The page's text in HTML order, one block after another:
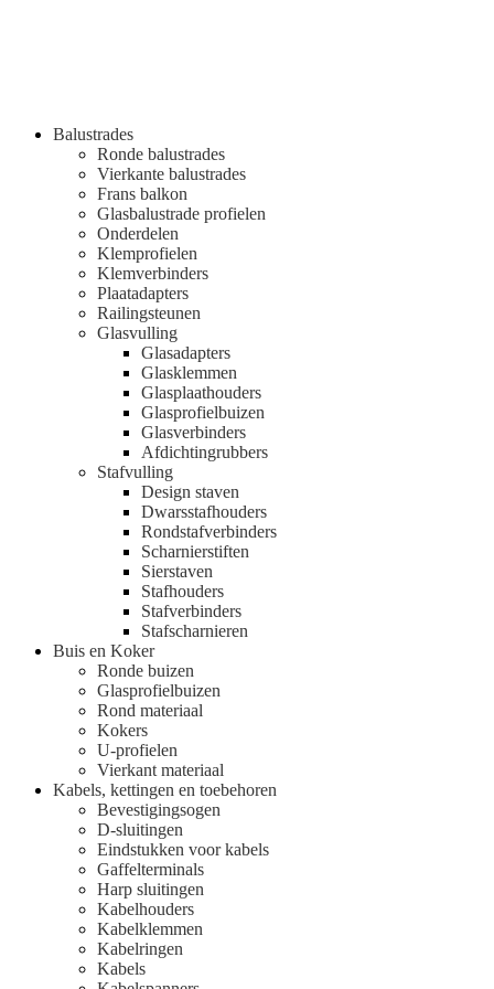
Balustrades
Ronde balustrades
Vierkante balustrades
Frans balkon
Glasbalustrade profielen
Onderdelen
Klemprofielen
Klemverbinders
Plaatadapters
Railingsteunen
Glasvulling
Glasadapters
Glasklemmen
Glasplaathouders
Glasprofielbuizen
Glasverbinders
Afdichtingrubbers
Stafvulling
Design staven
Dwarsstafhouders
Rondstafverbinders
Scharnierstiften
Sierstaven
Stafhouders
Stafverbinders
Stafscharnieren
Buis en Koker
Ronde buizen
Glasprofielbuizen
Rond materiaal
Kokers
U-profielen
Vierkant materiaal
Kabels, kettingen en toebehoren
Bevestigingsogen
D-sluitingen
Eindstukken voor kabels
Gaffelterminals
Harp sluitingen
Kabelhouders
Kabelklemmen
Kabelringen
Kabels